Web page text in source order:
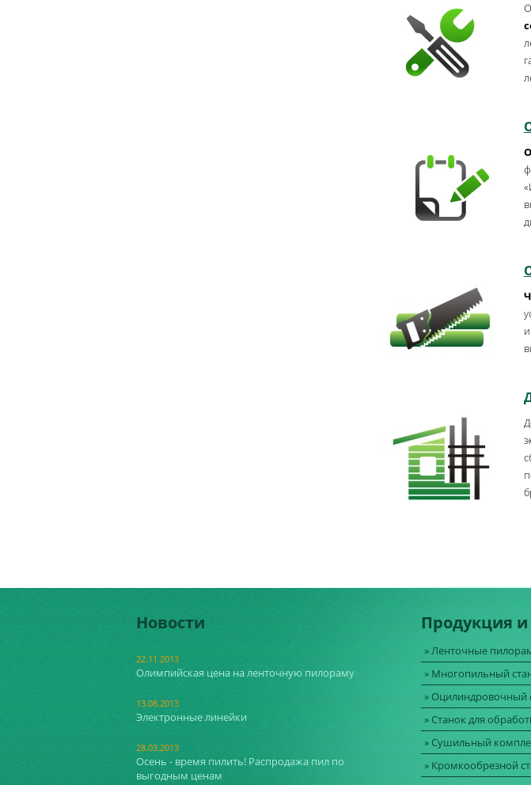
Новости
22.11.2013
Олимпийская цена на ленточную пилораму
13.08.2013
Электронные линейки
28.03.2013
Осень - время пилить! Распродажа пил по
выгодным ценам
Продукция
» Ленточные
» Многопильный
» Оцилиндровочный
» Станок для
» Сушильный
» Кромкообрезной